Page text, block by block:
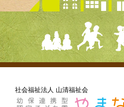
社会福祉法人 山清福祉会